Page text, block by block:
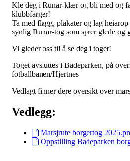
Kle deg i Runar-klær og bli med og
klubbfarger!
Ta med flagg, plakater og lag
synlig Runar-tog som sprer glede og
Vi gleder oss til å se deg i toget!
Toget avsluttes i Badeparken, på
fotballbanen/Hjertnes
Vedlagt finner dere oversikt over
Vedlegg:
Marsjrute borgertog
Oppstilling Badeparken